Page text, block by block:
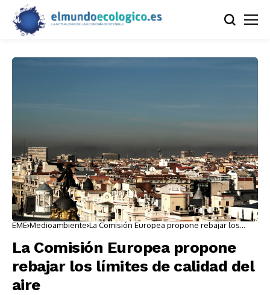
EME Medioambiente La Comisión Europea propone rebajar los
La Comisión Europea propone
rebajar los límites de calidad del
aire